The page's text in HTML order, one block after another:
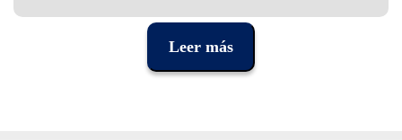
Editora: Wise Publications
Leer más